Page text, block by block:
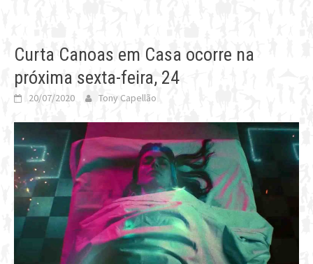
Curta Canoas em Casa ocorre na
próxima sexta-feira, 24
20/07/2020 Tony Capellão